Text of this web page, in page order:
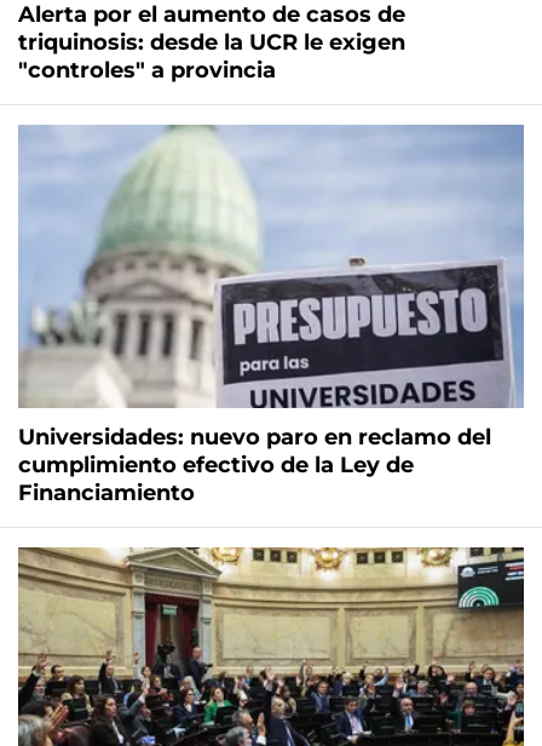
Alerta por el aumento de casos de
triquinosis: desde la UCR le exigen
"controles" a provincia
Universidades: nuevo paro en reclamo del
cumplimiento efectivo de la Ley de
Financiamiento